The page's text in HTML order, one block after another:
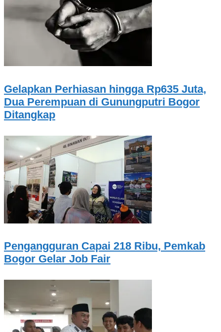
Gelapkan Perhiasan hingga Rp635 Juta,
Dua Perempuan di Gunungputri Bogor
Ditangkap
Pengangguran Capai 218 Ribu, Pemkab
Bogor Gelar Job Fair